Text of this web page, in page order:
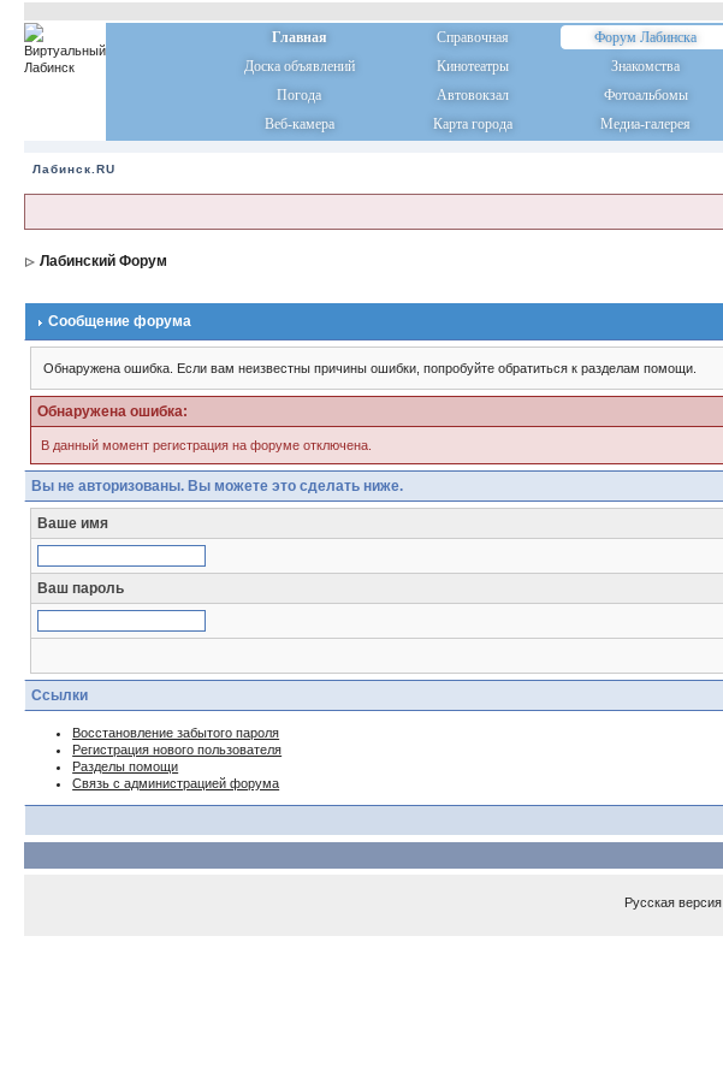
Главная Справочная Форум Лабинска
Доска объявлений
Кинотеатры Знакомства
Погода
Автовокзал Фотоальбомы
Веб-камера
Карта города Медиа-галерея
Лабинск.RU
Лабинский Форум
Сообщение форума
Обнаружена ошибка. Если вам неизвестны причины ошибки, попробуйте обратиться к разделам помощи.
Обнаружена ошибка:
В данный момент регистрация на форуме отключена.
Вы не авторизованы. Вы можете это сделать ниже.
Ваше имя
Ваш пароль
Ссылки
Восстановление забытого пароля
Регистрация нового пользователя
Разделы помощи
Связь с администрацией форума
Русская версия